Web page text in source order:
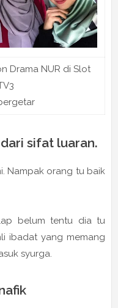
Drama NUR di Slot
sifat luaran.
Nampak orang tu baik
belum tentu dia tu
ibadat yang memang
syurga.